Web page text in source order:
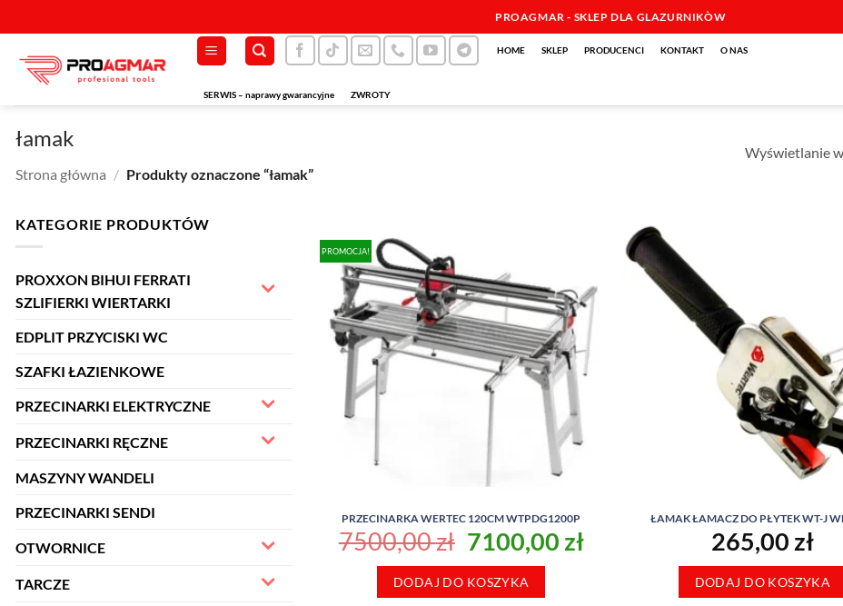
do
zawartości
PROAGMAR - SKLEP DLA GLAZURNIKÒW
HOME SKLEP PRODUCENCI KONTAKT O NAS
SERWIS – naprawy gwarancyjne ZWROTY
łamak
Strona główna / Produkty oznaczone “łamak”
Wyświetlanie
KATEGORIE PRODUKTÓW
PROXXON BIHUI FERRATI
SZLIFIERKI WIERTARKI
EDPLIT PRZYCISKI WC
SZAFKI ŁAZIENKOWE
PRZECINARKI ELEKTRYCZNE
PRZECINARKI RĘCZNE
MASZYNY WANDELI
PRZECINARKI SENDI
OTWORNICE
TARCZE
PROMOCJA!
PRZECINARKA WERTEC 120CM WTPDG1200P
7500,00zł Pierwotna
cena
wynosiła:
7100,00 złAktualna
DODAJ DO KOSZYKA
ŁAMAK ŁAMACZ DO PŁYTEK WT-J
265,00 zł
DODAJ DO KOSZYKA